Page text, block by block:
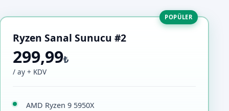
POPÜLER
Ryzen Sanal Sunucu #2
299,99₺
/ ay + KDV
AMD Ryzen 9 5950X